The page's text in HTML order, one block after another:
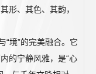
形、其色、其韵，
“境”的完美融合。它
的宁静风雅，是“心